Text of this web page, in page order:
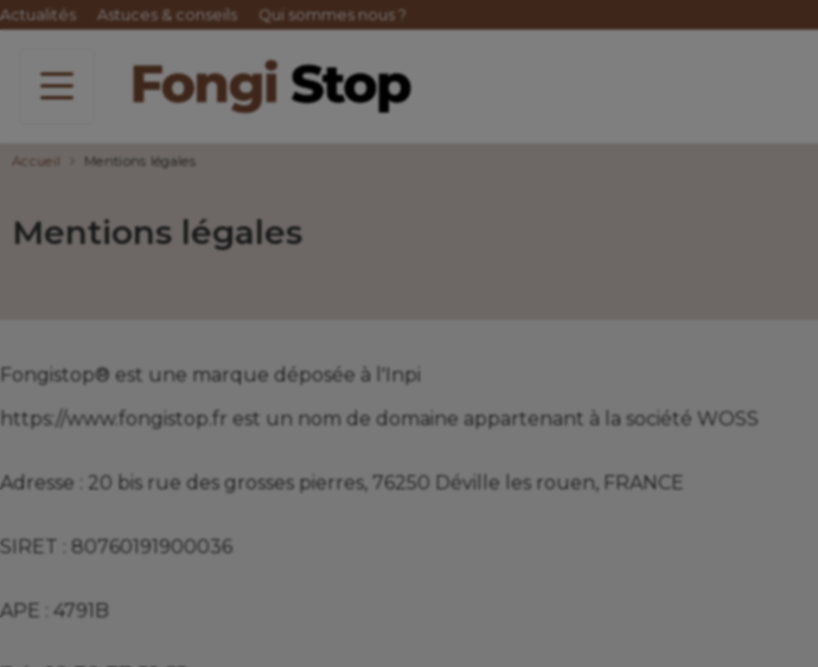
Actualités Astuces & conseils Qui sommes nous ?
Accueil Mentions légales
Mentions légales
Fongistop® est une marque déposée à l'Inpi
https://www.fongistop.fr est un nom de domaine appartenant à la société WOSS
Adresse : 20 bis rue des grosses pierres, 76250 Déville les rouen, FRANCE
SIRET : 80760191900036
APE : 4791B